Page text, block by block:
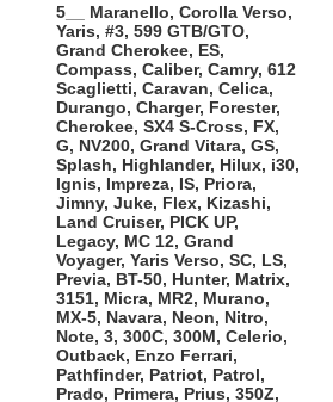
5__ Maranello, Corolla Verso,
Yaris, #3, 599 GTB/GTO,
Grand Cherokee, ES,
Compass, Caliber, Camry, 612
Scaglietti, Caravan, Celica,
Durango, Charger, Forester,
Cherokee, SX4 S-Cross, FX,
G, NV200, Grand Vitara, GS,
Splash, Highlander, Hilux, i30,
Ignis, Impreza, IS, Priora,
Jimny, Juke, Flex, Kizashi,
Land Cruiser, PICK UP,
Legacy, MC 12, Grand
Voyager, Yaris Verso, SC, LS,
Previa, BT-50, Hunter, Matrix,
3151, Micra, MR2, Murano,
MX-5, Navara, Neon, Nitro,
Note, 3, 300C, 300M, Celerio,
Outback, Enzo Ferrari,
Pathfinder, Patriot, Patrol,
Prado, Primera, Prius, 350Z,